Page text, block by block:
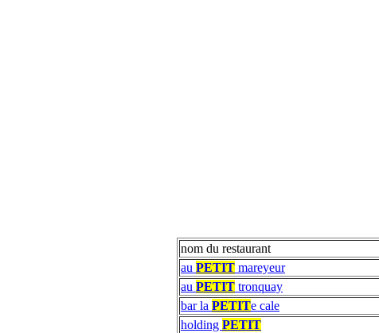
nom du restaurant
au PETIT mareyeur
au PETIT tronquay
bar la PETITe cale
holding PETIT